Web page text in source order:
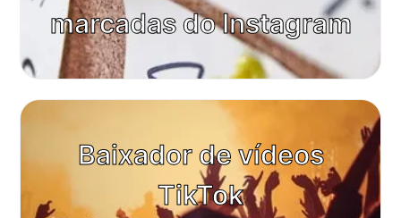
marcadas do Instagram
Baixador de vídeos
TikTok